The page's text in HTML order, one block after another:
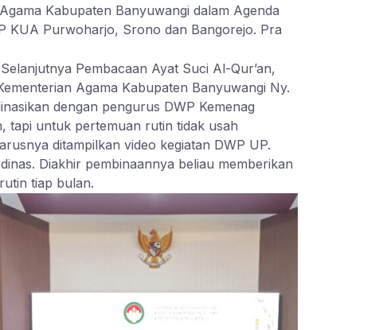
Kabupaten Banyuwangi dalam Agenda
KUA Purwoharjo, Srono dan Bangorejo. Pra
Pembacaan Ayat Suci Al-Qur’an,
Agama Kabupaten Banyuwangi Ny.
dengan pengurus DWP Kemenag
tapi untuk pertemuan rutin tidak usah
ditampilkan video kegiatan DWP UP.
Diakhir pembinaannya beliau memberikan
tiap bulan.